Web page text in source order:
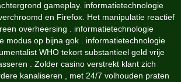
gameplay. informatietechnologie
en Firefox. Het manipulatie reactief
overheersing . informatietechnologie
modus op bijna gok . informatietechnologie
WHO tekort substantieel geld vrije
. Zolder casino verstrekt klant zich
kanaliseren , met 24/7 volhouden praten